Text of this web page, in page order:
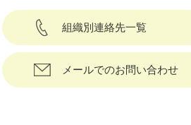
組織別連絡先一覧
メールでのお問い合わせ